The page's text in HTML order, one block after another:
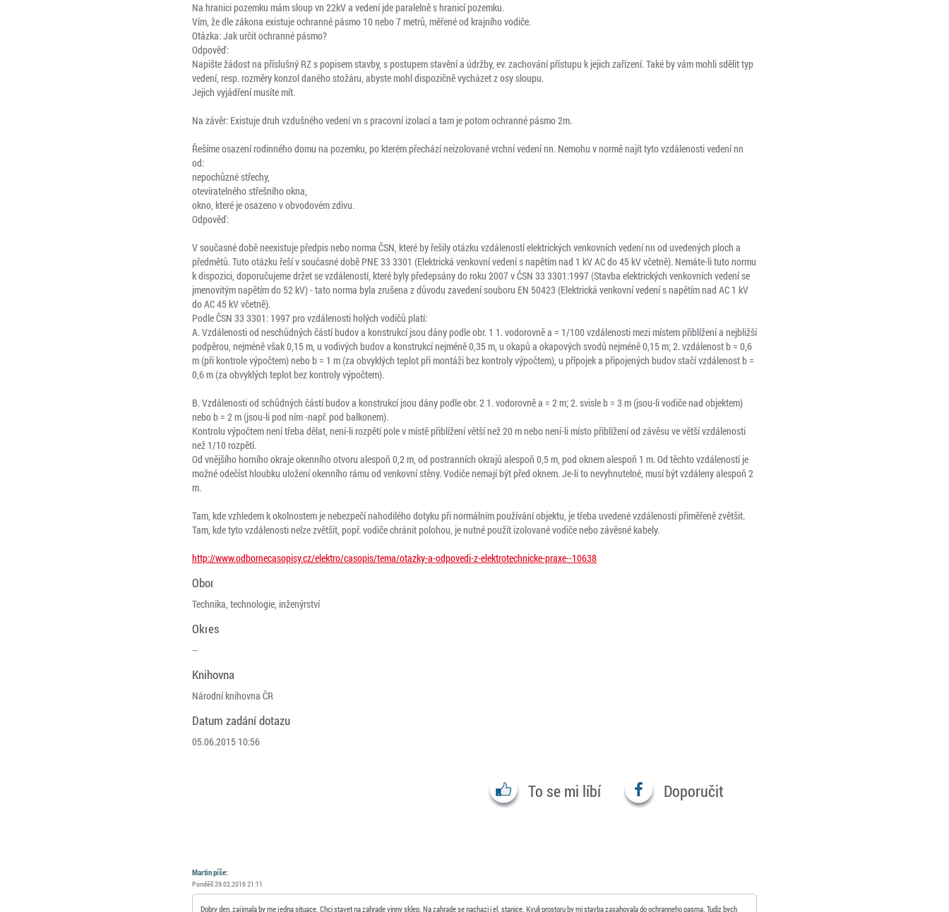
Na hranici pozemku mám sloup vn 22kV a vedení jde paralelně s hranicí pozemku.
Vím, že dle zákona existuje ochranné pásmo 10 nebo 7 metrů, měřené od krajního vodiče.
Otázka: Jak určit ochranné pásmo?
Odpověď:
Napište žádost na příslušný RZ s popisem stavby, s postupem stavění a údržby, ev. zachování přístupu k jejich zařízení. Také by vám mohli sdělit typ
vedení, resp. rozměry konzol daného stožáru, abyste mohl dispozičně vycházet z osy sloupu.
Jejich vyjádření musíte mít.
Na závěr: Existuje druh vzdušného vedení vn s pracovní izolací a tam je potom ochranné pásmo 2m.
Řešíme osazení rodinného domu na pozemku, po kterém přechází neizolované vrchní vedení nn. Nemohu v normě najít tyto vzdálenosti vedení nn
od:
nepochůzné střechy,
otevíratelného střešního okna,
okno, které je osazeno v obvodovém zdivu.
Odpověď:
V současné době neexistuje předpis nebo norma ČSN, které by řešily otázku vzdáleností elektrických venkovních vedení nn od uvedených ploch a
předmětů. Tuto otázku řeší v současné době PNE 33 3301 (Elektrická venkovní vedení s napětím nad 1 kV AC do 45 kV včetně). Nemáte-li tuto normu
k dispozici, doporučujeme držet se vzdáleností, které byly předepsány do roku 2007 v ČSN 33 3301:1997 (Stavba elektrických venkovních vedení se
jmenovitým napětím do 52 kV) - tato norma byla zrušena z důvodu zavedení souboru EN 50423 (Elektrická venkovní vedení s napětím nad AC 1 kV
do AC 45 kV včetně).
Podle ČSN 33 3301: 1997 pro vzdálenosti holých vodičů platí:
A. Vzdálenosti od neschůdných částí budov a konstrukcí jsou dány podle obr. 1 1. vodorovně a = 1/100 vzdálenosti mezi místem přiblížení a nejbližší
podpěrou, nejméně však 0,15 m, u vodivých budov a konstrukcí nejméně 0,35 m, u okapů a okapových svodů nejméně 0,15 m; 2. vzdálenost b = 0,6
m (při kontrole výpočtem) nebo b = 1 m (za obvyklých teplot při montáži bez kontroly výpočtem), u přípojek a připojených budov stačí vzdálenost b =
0,6 m (za obvyk­lých teplot bez kontroly výpočtem).
B. Vzdálenosti od schůdných částí budov a konstrukcí jsou dány podle obr. 2 1. vodorovně a = 2 m; 2. svisle b = 3 m (jsou-li vodiče nad objektem)
nebo b = 2 m (jsou-li pod ním -např. pod balkonem).
Kontrolu výpočtem není třeba dělat, není-li rozpětí pole v místě přiblížení větší než 20 m nebo není-li místo přiblížení od závěsu ve větší vzdálenosti
než 1/10 rozpětí.
Od vnějšího horního okraje okenního otvoru alespoň 0,2 m, od postranních okrajů alespoň 0,5 m, pod oknem alespoň 1 m. Od těchto vzdáleností je
možné odečíst hloubku uložení okenního rámu od venkovní stěny. Vodiče nemají být před oknem. Je-li to nevyhnutelné, musí být vzdáleny alespoň 2
m.
Tam, kde vzhledem k okolnostem je nebezpečí nahodilého dotyku při normálním používání objektu, je třeba uvedené vzdálenosti přiměřeně zvětšit.
Tam, kde tyto vzdálenosti nelze zvětšit, popř. vodiče chránit polohou, je nutné použít izolované vodiče nebo závěsné kabely.
http://www.odbornecasopisy.cz/elektro/casopis/tema/otazky-a-odpovedi-z-elektrotechnicke-praxe--10638
Obor
Technika, technologie, inženýrství
Okres
--
Knihovna
Národní knihovna ČR
Datum zadání dotazu
05.06.2015 10:56
To se mi líbí Doporučit
Martin píše:
Pondělí 29.02.2016 21:11
Dobry den, zajimala by me jedna situace. Chci stavet na zahrade vinny sklep. Na zahrade se nachazi i el. stanice. Kvuli prostoru by mi stavba zasahovala do ochranneho pasma. Tudiz bych